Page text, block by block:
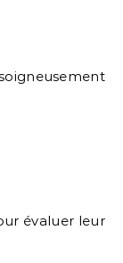
évaluer leur